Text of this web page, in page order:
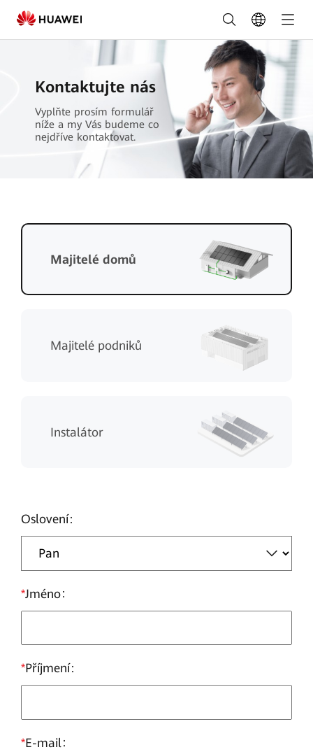
Objednat
nyní
FusionSolar
Česko
Kontaktujte nás
Vyplňte prosím formulář
níže a my Vás budeme co
nejdříve kontaktovat.
Majitelé domů
Majitelé podniků
Instalátor
Oslovení
*Jméno
*Příjmení
*E-mail